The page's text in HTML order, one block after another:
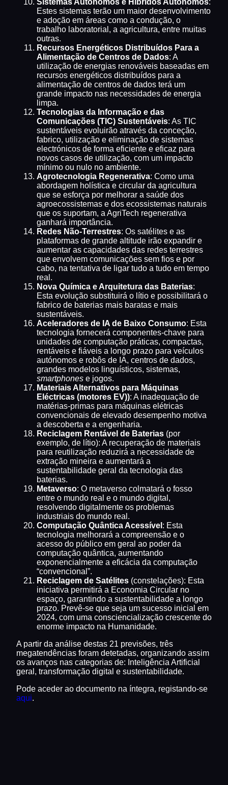
Sistemas Autónomos e Híbridos Autónomos:
Estes sistemas terão um maior desenvolvimento
e adoção em áreas como a condução, o
trabalho laboratorial, a agricultura, entre muitas
outras.
Recursos Energéticos Distribuídos Para a
Alimentação de Centros de Dados: A
utilização de energias renováveis baseadas em
recursos energéticos distribuídos para a
alimentação de centros de dados terá um
grande impacto nas necessidades de energia
limpa.
Tecnologias da Informação e das
Comunicações (TIC) Sustentáveis: As TIC
sustentáveis evoluirão através da conceção,
fabrico, utilização e eliminação de sistemas
electrónicos de forma eficiente e eficaz para
novos casos de utilização, com um impacto
mínimo ou nulo no ambiente.
Agrotecnologia Regenerativa: Como uma
abordagem holística e circular da agricultura
que se esforça por melhorar a saúde dos
agroecossistemas e dos ecossistemas naturais
que os suportam, a AgriTech regenerativa
ganhará importância.
Redes Não-Terrestres: Os satélites e as
plataformas de grande altitude irão expandir e
aumentar as capacidades das redes terrestres
que envolvem comunicações sem fios e por
cabo, na tentativa de ligar tudo a tudo em tempo
real.
Nova Química e Arquitetura das Baterias:
Esta evolução substituirá o lítio e possibilitará o
fabrico de baterias mais baratas e mais
sustentáveis.
Aceleradores de IA de Baixo Consumo: Esta
tecnologia fornecerá componentes-chave para
unidades de computação práticas, compactas,
rentáveis e fiáveis a longo prazo para veículos
autónomos e robôs de IA, centros de dados,
grandes modelos linguísticos, sistemas,
smartphones e jogos.
Materiais Alternativos para Máquinas
Eléctricas (motores EV)): A inadequação de
matérias-primas para máquinas elétricas
convencionais de elevado desempenho motiva
a descoberta e a engenharia.
Reciclagem Rentável de Baterias (por
exemplo, de lítio): A recuperação de materiais
para reutilização reduzirá a necessidade de
extração mineira e aumentará a
sustentabilidade geral da tecnologia das
baterias.
Metaverso: O metaverso colmatará o fosso
entre o mundo real e o mundo digital,
resolvendo digitalmente os problemas
industriais do mundo real.
Computação Quântica Acessível : Esta
tecnologia melhorará a compreensão e o
acesso do público em geral ao poder da
computação quântica, aumentando
exponencialmente a eficácia da computação
“convencional”.
Reciclagem de Satélites (constelações): Esta
iniciativa permitirá a Economia Circular no
espaço, garantindo a sustentabilidade a longo
prazo. Prevê-se que seja um sucesso inicial em
2024, com uma consciencialização crescente do
enorme impacto na Humanidade.
A partir da análise destas 21 previsões, três
megatendências foram detetadas, organizando assim
os avanços nas categorias de: Inteligência Artificial
geral, transformação digital e sustentabilidade.
Pode aceder ao documento na íntegra, registando-se
aqui.